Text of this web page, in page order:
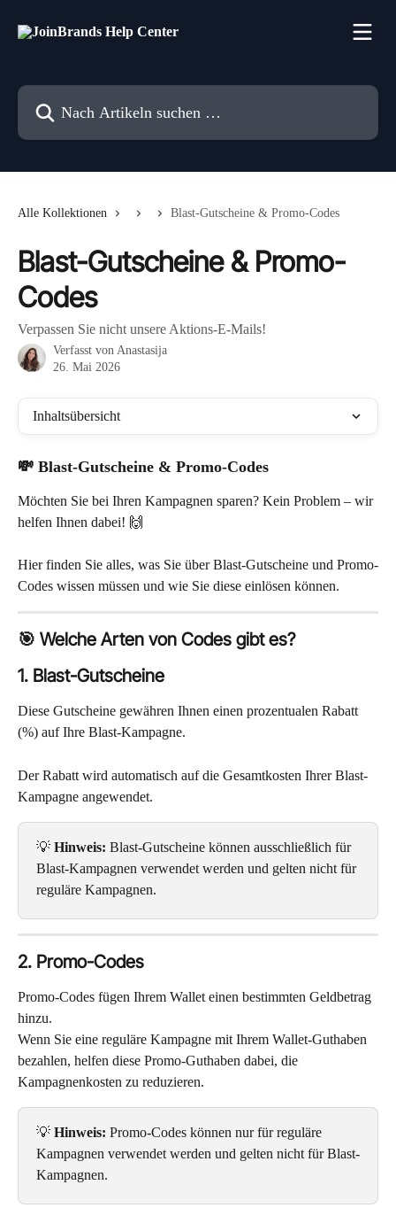
Nach Artikeln suchen …
Alle Kollektionen Blast-Gutscheine & Promo-Codes
Blast-Gutscheine & Promo-
Codes
Verpassen Sie nicht unsere Aktions-E-Mails!
Verfasst von Anastasija
26. Mai 2026
Inhaltsübersicht
💸 Blast-Gutscheine & Promo-Codes
Möchten Sie bei Ihren Kampagnen sparen? Kein Problem – wir
helfen Ihnen dabei! 🙌
Hier finden Sie alles, was Sie über Blast-Gutscheine und Promo-
Codes wissen müssen und wie Sie diese einlösen können.
🎯 Welche Arten von Codes gibt es?
1. Blast-Gutscheine
Diese Gutscheine gewähren Ihnen einen prozentualen Rabatt
(%) auf Ihre Blast-Kampagne.
Der Rabatt wird automatisch auf die Gesamtkosten Ihrer Blast-
Kampagne angewendet.
💡 Hinweis: Blast-Gutscheine können ausschließlich für
Blast-Kampagnen verwendet werden und gelten nicht für
reguläre Kampagnen.
2. Promo-Codes
Promo-Codes fügen Ihrem Wallet einen bestimmten Geldbetrag
hinzu.
Wenn Sie eine reguläre Kampagne mit Ihrem Wallet-Guthaben
bezahlen, helfen diese Promo-Guthaben dabei, die
Kampagnenkosten zu reduzieren.
💡 Hinweis: Promo-Codes können nur für reguläre
Kampagnen verwendet werden und gelten nicht für Blast-
Kampagnen.